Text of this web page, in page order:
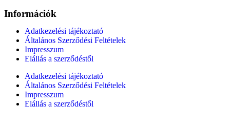
Információk
Adatkezelési tájékoztató
Általános Szerződési Feltételek
Impresszum
Elállás a szerződéstől
Adatkezelési tájékoztató
Általános Szerződési Feltételek
Impresszum
Elállás a szerződéstől